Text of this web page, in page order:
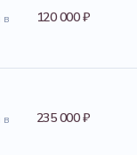
в
120 000 ₽
в
235 000 ₽